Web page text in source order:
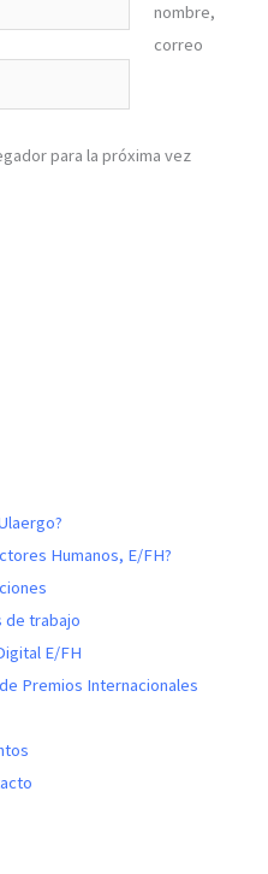
nombre,
correo
para la próxima vez
Humanos, E/FH?
de trabajo
E/FH
Premios Internacionales